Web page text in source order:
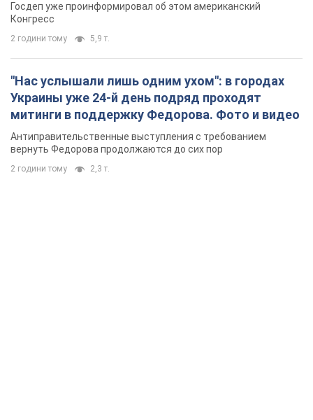
Госдеп уже проинформировал об этом американский
Конгресс
2 години тому 5,9 т.
"Нас услышали лишь одним ухом": в городах
Украины уже 24-й день подряд проходят
митинги в поддержку Федорова. Фото и видео
Антиправительственные выступления с требованием
вернуть Федорова продолжаются до сих пор
2 години тому 2,3 т.